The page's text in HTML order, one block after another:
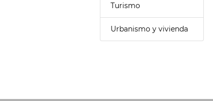
Turismo
Urbanismo y vivienda